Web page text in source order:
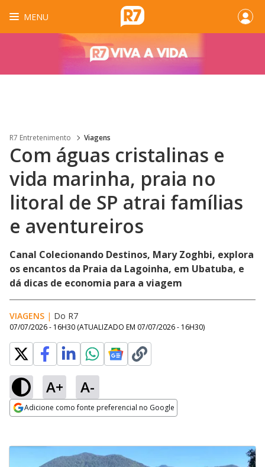
MENU
R7 Entretenimento Viagens
Com águas cristalinas e
vida marinha, praia no
litoral de SP atrai famílias
e aventureiros
Canal Colecionando Destinos, Mary Zoghbi, explora
os encantos da Praia da Lagoinha, em Ubatuba, e
dá dicas de economia para a viagem
VIAGENS | Do R7
07/07/2026 - 16H30 (ATUALIZADO EM 07/07/2026 - 16H30)
A+ A-
Adicione como fonte preferencial no Google